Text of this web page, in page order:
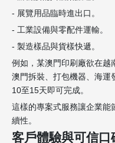
- 展覽用品臨時進出口。
- 工業設備與零配件運輸。
- 製造樣品與貨樣快遞。
例如，某澳門印刷廠欲在越
澳門拆裝、打包機器、海運
10至15天即可完成。
這樣的專案式服務讓企業能
續性。
客戶體驗與可信口